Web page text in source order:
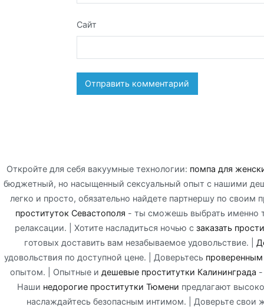
Сайт
Откройте для себя вакуумные технологии: помпа для
бюджетный, но насыщенный сексуальный опыт с нашими
легко и просто, обязательно найдете партнершу по
проституток Севастополя - ты сможешь выбрать именно
релаксации. | Хотите насладиться ночью с заказать
готовых доставить вам незабываемое удовольствие. |
удовольствия по доступной цене. | Доверьтесь
опытом. | Опытные и дешевые проститутки Калининграда -
Наши недорогие проститутки Тюмени предлагают
наслаждайтесь безопасным интимом. | Доверьте свои